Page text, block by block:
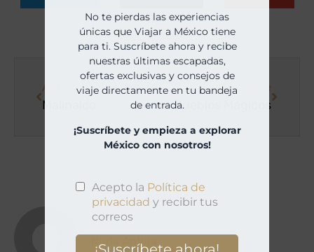
Anterior
Malinalco
Siguiente
Pueblos Mágicos
Nuria Antiga
No te pierdas las experiencias
únicas que Viajar a México tiene
para ti. Suscríbete ahora y recibe
nuestras últimas escapadas,
ofertas exclusivas y consejos de
viaje directamente en tu bandeja
de entrada.
¡Suscríbete y empieza a explorar
México con nosotros!